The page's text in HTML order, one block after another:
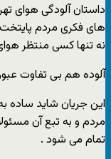
داستان آلودگی هوای
های فکری مردم
نه تنها کسی منتظر
آلوده هم بی تفاوت
این جریان شاید ساده
مردم و به تبع آن
تمام می شود .